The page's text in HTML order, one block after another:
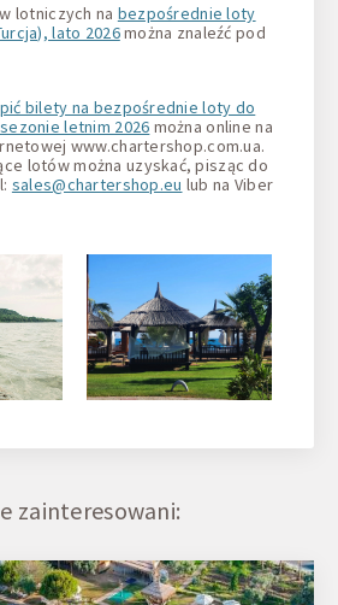
lotniczych na bezpośrednie loty
lato 2026można znaleźć pod
bilety na bezpośrednie loty do
letnim 2026 można online na
www.chartershop.com.ua.
lotów można uzyskać, pisząc do
sales@chartershop.eu lub na Viber
zainteresowani: